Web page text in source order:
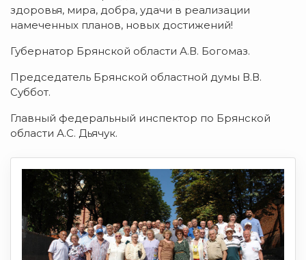
здоровья, мира, добра, удачи в реализации
намеченных планов, новых достижений!
Губернатор Брянской области А.В. Богомаз.
Председатель Брянской областной думы В.В.
Суббот.
Главный федеральный инспектор по Брянской
области А.С. Дьячук.